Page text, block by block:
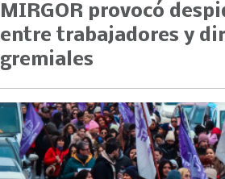
MIRGOR provocó
entre trabajadores y
gremiales